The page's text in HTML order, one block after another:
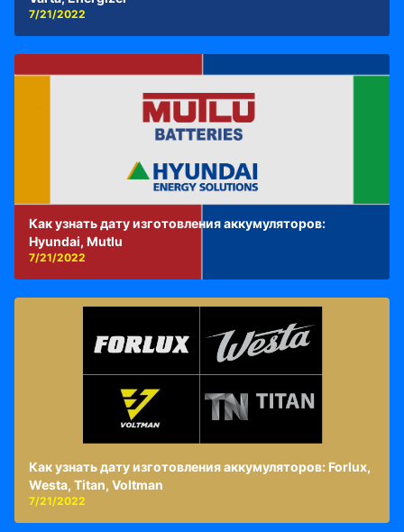
7/21/2022
Как узнать дату изготовления аккумуляторов:
Hyundai, Mutlu
7/21/2022
Как узнать дату изготовления аккумуляторов: Forlux,
Westa, Titan, Voltman
7/21/2022